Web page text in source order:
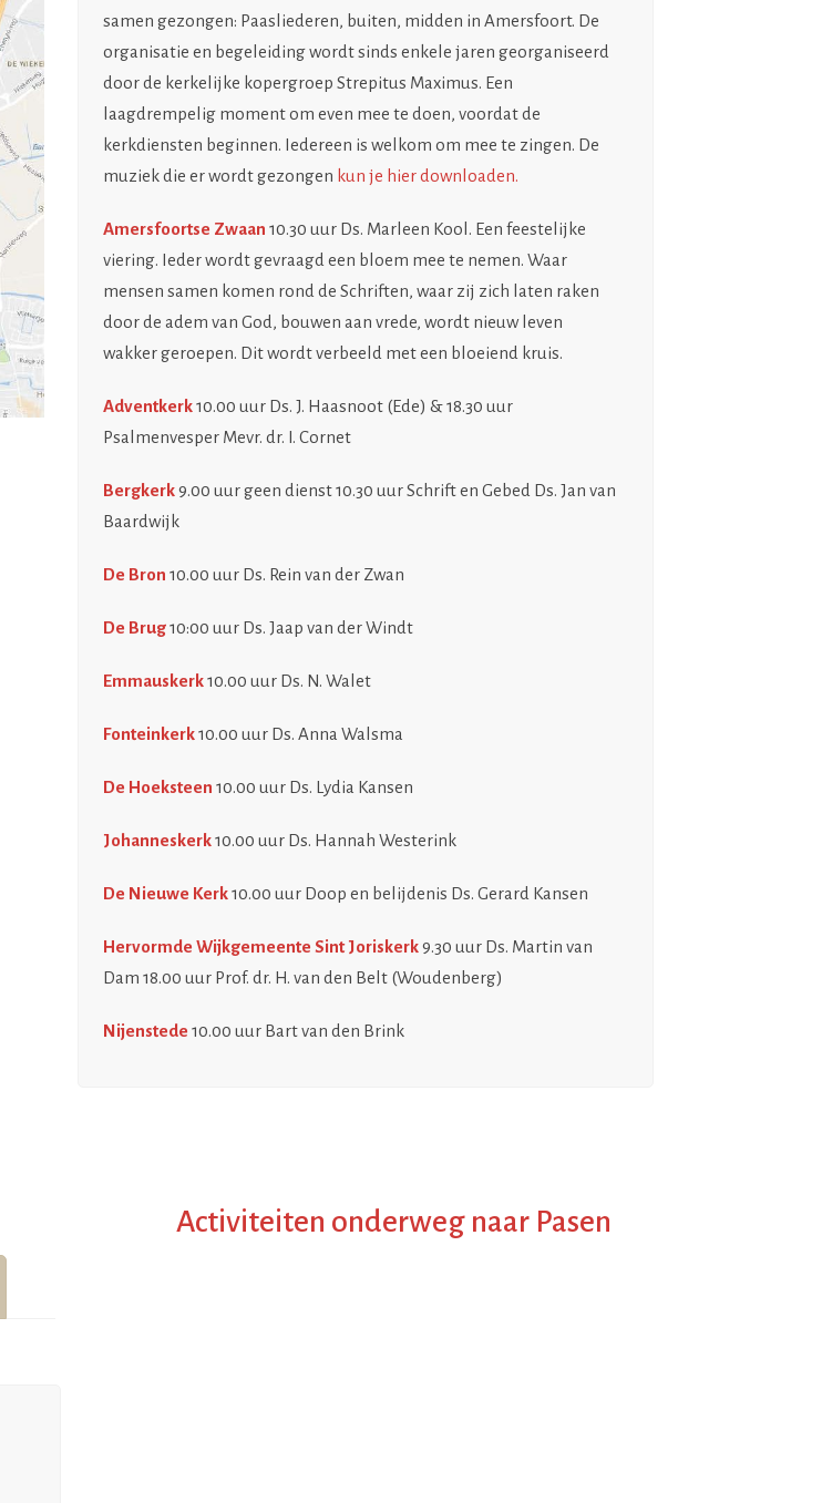
samen gezongen: Paasliederen, buiten, midden in Amersfoort. De
organisatie en begeleiding wordt sinds enkele jaren georganiseerd
door de kerkelijke kopergroep Strepitus Maximus. Een
laagdrempelig moment om even mee te doen, voordat de
kerkdiensten beginnen. Iedereen is welkom om mee te zingen. De
muziek die er wordt gezongen kun je hier downloaden.
Amersfoortse Zwaan 10.30 uur Ds. Marleen Kool. Een feestelijke
viering. Ieder wordt gevraagd een bloem mee te nemen. Waar
mensen samen komen rond de Schriften, waar zij zich laten raken
door de adem van God, bouwen aan vrede, wordt nieuw leven
wakker geroepen. Dit wordt verbeeld met een bloeiend kruis.
Adventkerk10.00 uur Ds. J. Haasnoot (Ede) & 18.30 uur
Psalmenvesper Mevr. dr. I. Cornet
Bergkerk9.00 uur geen dienst 10.30 uur Schrift en Gebed Ds. Jan van
Baardwijk
De Bron 10.00 uur Ds. Rein van der Zwan
De Brug10:00 uur Ds. Jaap van der Windt
Emmauskerk10.00 uur Ds. N. Walet
Fonteinkerk10.00 uur Ds. Anna Walsma
De Hoeksteen 10.00 uur Ds. Lydia Kansen
Johanneskerk10.00 uur Ds. Hannah Westerink
De Nieuwe Kerk10.00 uur Doop en belijdenis Ds. Gerard Kansen
Hervormde Wijkgemeente Sint Joriskerk9.30 uur Ds. Martin van
Dam 18.00 uur Prof. dr. H. van den Belt (Woudenberg)
Nijenstede 10.00 uur Bart van den Brink
Activiteiten onderweg naar Pasen